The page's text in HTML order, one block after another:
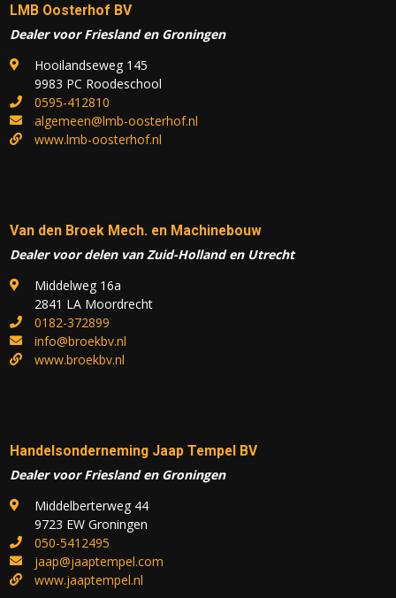
LMB Oosterhof BV
Dealer voor Friesland en Groningen
Hooilandseweg 145
9983 PC Roodeschool
0595-412810
algemeen@lmb-oosterhof.nl
www.lmb-oosterhof.nl
Van den Broek Mech. en Machinebouw
Dealer voor delen van Zuid-Holland en Utrecht
Middelweg 16a
2841 LA Moordrecht
0182-372899
info@broekbv.nl
www.broekbv.nl
Handelsonderneming Jaap Tempel BV
Dealer voor Friesland en Groningen
Middelberterweg 44
9723 EW Groningen
050-5412495
jaap@jaaptempel.com
www.jaaptempel.nl